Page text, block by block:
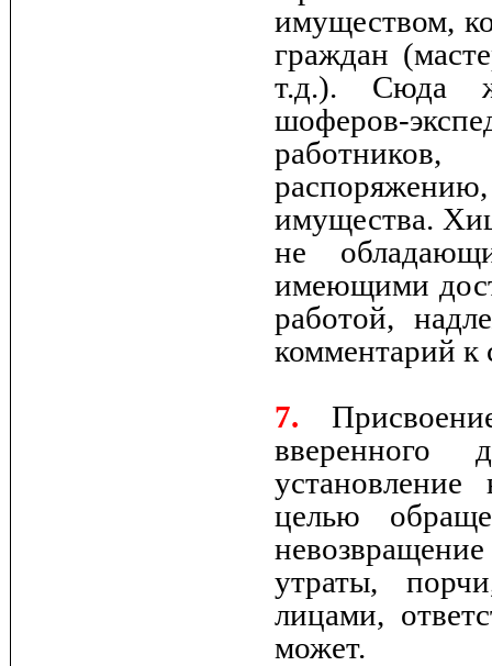
имуществом,
граждан
т.д.). Сюда
шоферов-
имущества.
не
имеющими
работой,
комментарий к
7.
целью
утраты,
лицами,
может.